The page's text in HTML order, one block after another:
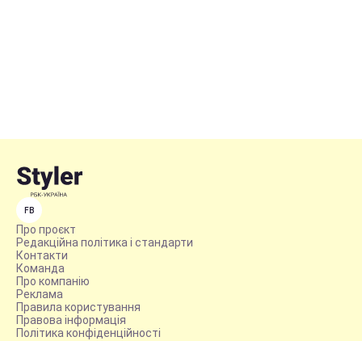
FB
Про проєкт
Редакційна політика і стандарти
Контакти
Команда
Про компанію
Реклама
Правила користування
Правова інформація
Політика конфіденційності